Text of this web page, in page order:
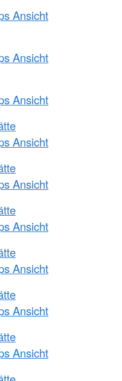
Ansicht
Ansicht
Ansicht
Ansicht
Ansicht
Ansicht
Ansicht
Ansicht
Ansicht